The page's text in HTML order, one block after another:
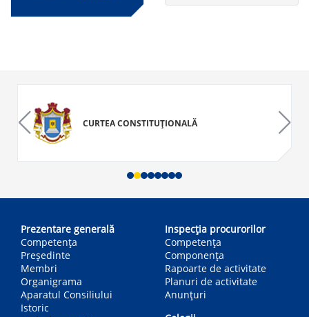
CURTEA CONSTITUȚIONALĂ
navigation
Prezentare generală
Competența
Președinte
Membri
Organigrama
Aparatul Consiliului
Istoric
Inspecția procurorilor
Competenţa
Componența
Rapoarte de activitate
Planuri de activitate
Anunțuri